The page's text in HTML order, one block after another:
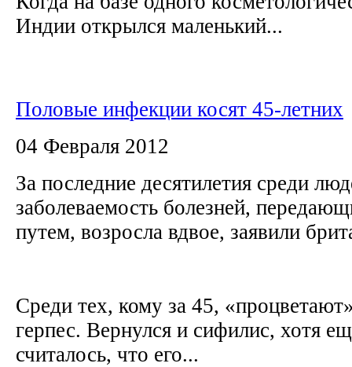
Индии открылся маленький...
Половые инфекции косят 45-летних
04 Февраля 2012
За последние десятилетия среди
заболеваемость болезней,
путем, возросла вдвое, заявили
Среди тех, кому за 45,
герпес. Вернулся и сифилис, хотя
считалось, что его...